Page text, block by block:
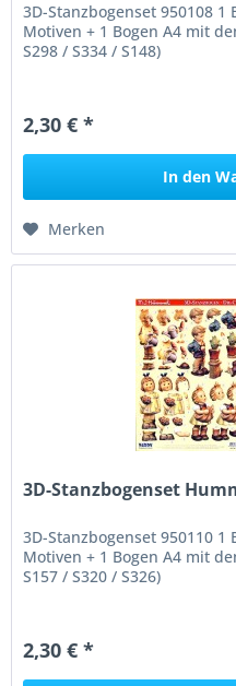
3D-Stanzbogenset 950108 1
Motiven + 1 Bogen A4 mit
S298 / S334 / S148)
2,30 € *
In den
Merken
3D-Stanzbogenset
3D-Stanzbogenset 950110 1
Motiven + 1 Bogen A4 mit
S157 / S320 / S326)
2,30 € *